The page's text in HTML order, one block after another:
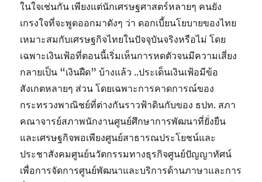
ในใจเช่นกัน เพียงแต่นักเศรษฐศาสตร์หลายๆ คนยัง
เกรงใจที่จะพูดออกมาดังๆ ว่า ดอกเบี้ยนโยบายของไทย
เหมาะสมกับเศรษฐกิจไทยในปัจจุบันจริงหรือไม่ โดย
เฉพาะเงินเฟ้อที่ตอนนี้เริ่มเห็นการหดตัวจนมีความเสี่ยง
กลายเป็น “เงินฝืด” บ้างแล้ว ..ประเด็นเงินเฟ้อมีข้อ
สังเกตหลายๆ ส่วน โดยเฉพาะการคาดการณ์ของ
กระทรวงพาณิชย์ที่ต่างกันราวฟ้าดินกับของ ธปท. สภา
คณาจารย์สภาพนักงานศูนย์ศึกษาการพัฒนาที่ยั่งยืน
และเศรษฐกิจพอเพียงศูนย์สาธารณประโยชน์และ
ประชาสังคมศูนย์นวัตกรรมทางธุรกิจศูนย์ปัญญาทัศน์
เพื่อการจัดการศูนย์พัฒนาและบริการด้านภาษาและการ